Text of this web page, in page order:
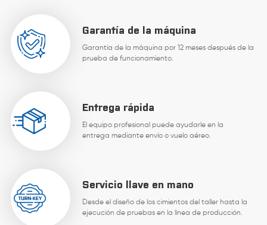
Garantía de la máquina
Garantía de la máquina por 12 meses después de la
prueba de funcionamiento.
Entrega rápida
El equipo profesional puede ayudarle en la
entrega mediante envío o vuelo aéreo.
Servicio llave en mano
Desde el diseño de los cimientos del taller hasta la
ejecución de pruebas en la línea de producción.